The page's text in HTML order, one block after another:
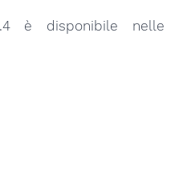
è disponibile nelle